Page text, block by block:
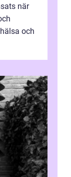
när
och